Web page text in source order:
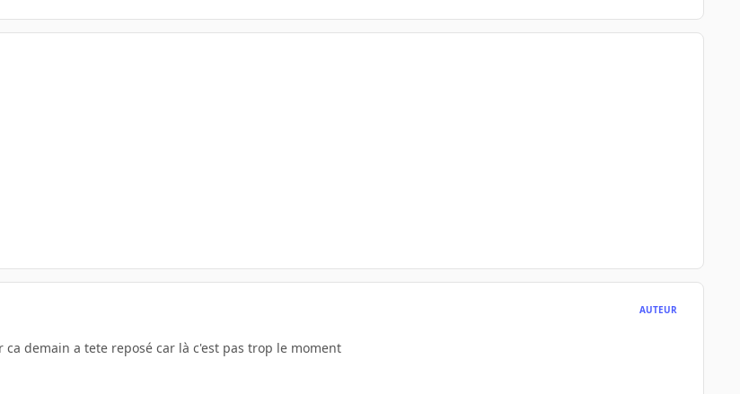
AUTEUR
demain a tete reposé car là c'est pas trop le moment